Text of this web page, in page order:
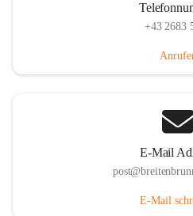
+43 2683
E-Mail
E-Mail